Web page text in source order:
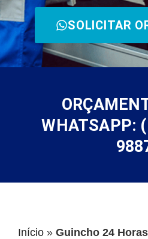
SOLICITAR
WHATSAPP:
Início » Guincho 24